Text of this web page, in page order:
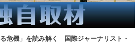
る危機」を読み解く 国際ジャーナリスト・